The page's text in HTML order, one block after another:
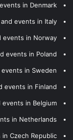
in Denmark
events in Italy
events in Norway
events in Poland
in Sweden
events in Finland
events in Belgium
in Netherlands
Czech Republic